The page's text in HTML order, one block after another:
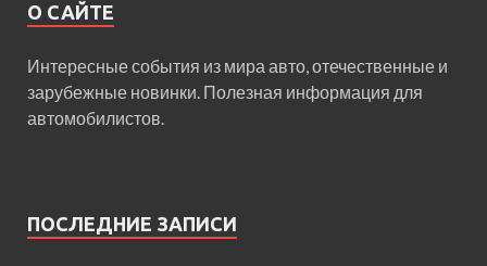
О САЙТЕ
Интересные события из мира авто, отечественные и
зарубежные новинки. Полезная информация для
автомобилистов.
ПОСЛЕДНИЕ ЗАПИСИ